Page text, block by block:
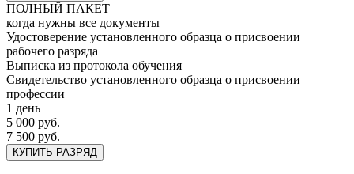
ПОЛНЫЙ ПАКЕТ
когда нужны все документы
Удостоверение установленного образца о присвоении
рабочего разряда
Выписка из протокола обучения
Свидетельство установленного образца о присвоении
профессии
1 день
5 000 руб.
7 500 руб.
КУПИТЬ РАЗРЯД